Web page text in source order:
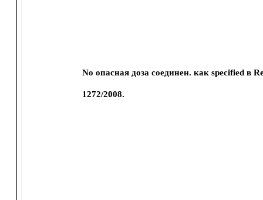
No опасная доза соединен. как specified в
1272/2008.